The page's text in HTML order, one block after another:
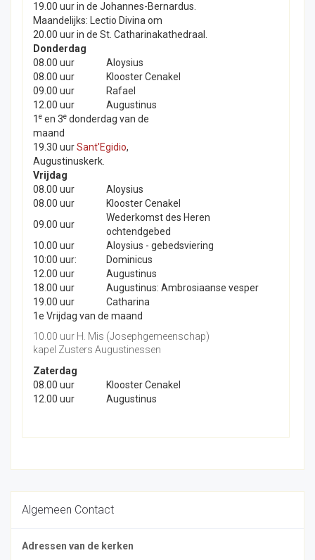
19.00 uur in de Johannes-Bernardus.
Maandelijks: Lectio Divina om
20.00 uur in de St. Catharinakathedraal.
Donderdag
08.00 uur
Aloysius
08.00 uur
Klooster Cenakel
09.00 uur
Rafael
12.00 uur
Augustinus
1 e en 3e donderdag van de
maand
19.30 uurSant'Egidio,
Augustinuskerk.
Vrijdag
08.00 uur
Aloysius
08.00 uur
Klooster Cenakel
09.00 uur
Wederkomst des Heren
ochtendgebed
10.00 uur
Aloysius - gebedsviering
10:00 uur:
Dominicus
12.00 uur
Augustinus
18.00 uur
Augustinus: Ambrosiaanse vesper
19.00 uur
Catharina
1e Vrijdag van de maand
10.00 uur H. Mis (Josephgemeenschap)
kapel Zusters Augustinessen
Zaterdag
08.00 uur
Klooster Cenakel
12.00 uur
Augustinus
Algemeen Contact
Adressen van de kerken